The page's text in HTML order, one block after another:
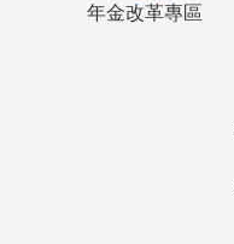
年金改革專區